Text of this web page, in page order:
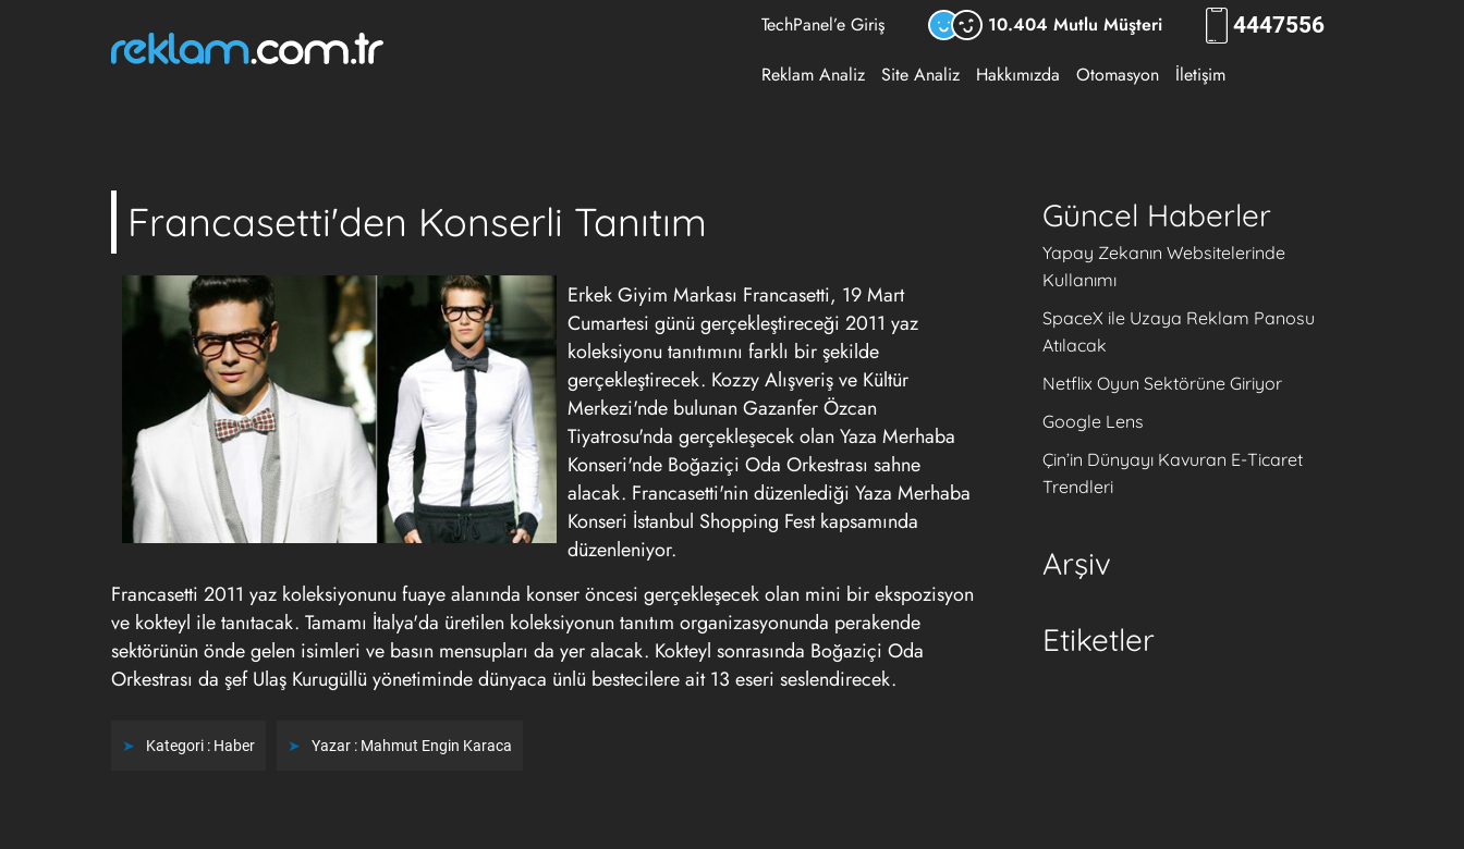
TechPanel’e Giriş 10.404 Mutlu Müşteri 4447556
Reklam Analiz Site Analiz Hakkımızda Otomasyon İletişim
Francasetti'den Konserli Tanıtım
Erkek Giyim Markası Francasetti, 19 Mart
Cumartesi günü gerçekleştireceği 2011 yaz
koleksiyonu tanıtımını farklı bir şekilde
gerçekleştirecek. Kozzy Alışveriş ve Kültür
Merkezi'nde bulunan Gazanfer Özcan
Tiyatrosu'nda gerçekleşecek olan Yaza Merhaba
Konseri'nde Boğaziçi Oda Orkestrası sahne
alacak. Francasetti'nin düzenlediği Yaza Merhaba
Konseri İstanbul Shopping Fest kapsamında
düzenleniyor.
Francasetti 2011 yaz koleksiyonunu fuaye alanında konser öncesi gerçekleşecek olan mini bir ekspozisyon
ve kokteyl ile tanıtacak. Tamamı İtalya'da üretilen koleksiyonun tanıtım organizasyonunda perakende
sektörünün önde gelen isimleri ve basın mensupları da yer alacak. Kokteyl sonrasında Boğaziçi Oda
Orkestrası da şef Ulaş Kurugüllü yönetiminde dünyaca ünlü bestecilere ait 13 eseri seslendirecek.
Kategori : Haber Yazar : Mahmut Engin Karaca
Güncel Haberler
Yapay Zekanın Websitelerinde
Kullanımı
SpaceX ile Uzaya Reklam Panosu
Atılacak
Netflix Oyun Sektörüne Giriyor
Google Lens
Çin’in Dünyayı Kavuran E-Ticaret
Trendleri
Arşiv
Etiketler